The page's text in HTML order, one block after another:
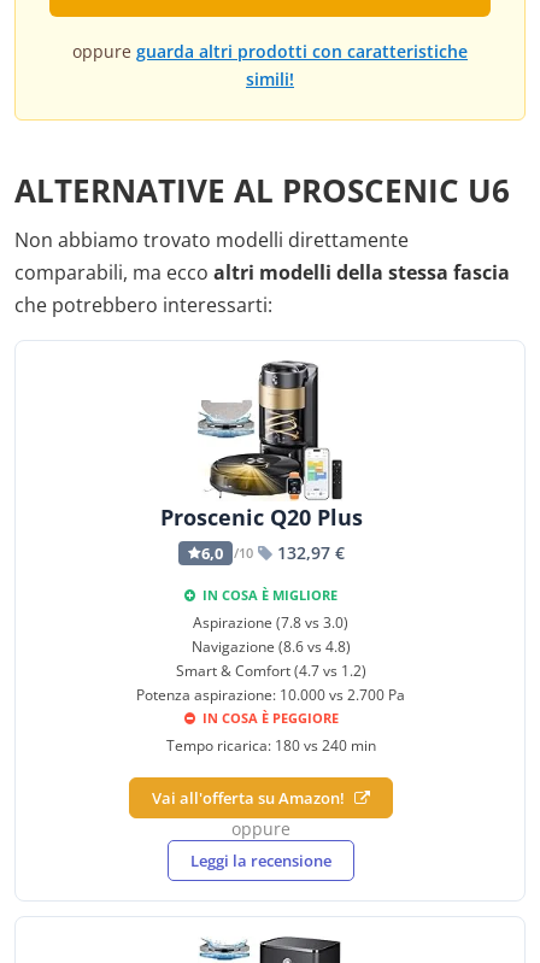
oppure guarda altri prodotti con caratteristiche
simili!
ALTERNATIVE AL PROSCENIC U6
Non abbiamo trovato modelli direttamente
comparabili, ma ecco altri modelli della stessa fascia
che potrebbero interessarti:
Proscenic Q20 Plus
6,0 /10 132,97 €
IN COSA È MIGLIORE
Aspirazione (7.8 vs 3.0)
Navigazione (8.6 vs 4.8)
Smart & Comfort (4.7 vs 1.2)
Potenza aspirazione: 10.000 vs 2.700 Pa
IN COSA È PEGGIORE
Tempo ricarica: 180 vs 240 min
Vai all'offerta su Amazon!
oppure
Leggi la recensione